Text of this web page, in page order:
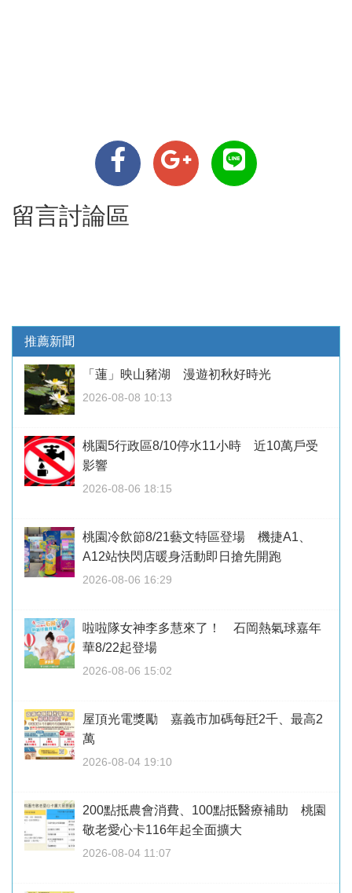
留言討論區
推薦新聞
「蓮」映山豬湖 漫遊初秋好時光
2026-08-08 10:13
桃園5行政區8/10停水11小時 近10萬戶受
影響
2026-08-06 18:15
桃園冷飲節8/21藝文特區登場 機捷A1、
A12站快閃店暖身活動即日搶先開跑
2026-08-06 16:29
啦啦隊女神李多慧來了！ 石岡熱氣球嘉年
華8/22起登場
2026-08-06 15:02
屋頂光電獎勵 嘉義市加碼每瓩2千、最高2
萬
2026-08-04 19:10
200點抵農會消費、100點抵醫療補助 桃園
敬老愛心卡116年起全面擴大
2026-08-04 11:07